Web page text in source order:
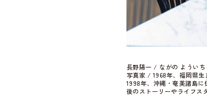
長野陽一 / ながの よういち
写真家 / 1968年、福岡県生
1998年、沖縄・奄美諸島
後のストーリーやライフス